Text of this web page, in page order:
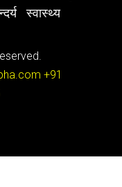
स्वास्थ्य
+91